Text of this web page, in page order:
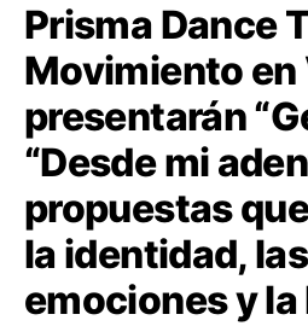
Prisma Dance
Movimiento en
presentarán
“Desde mi
propuestas
la identidad, las
emociones y